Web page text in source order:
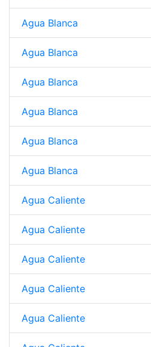
Agua Blanca
Agua Blanca
Agua Blanca
Agua Blanca
Agua Blanca
Agua Blanca
Agua Caliente
Agua Caliente
Agua Caliente
Agua Caliente
Agua Caliente